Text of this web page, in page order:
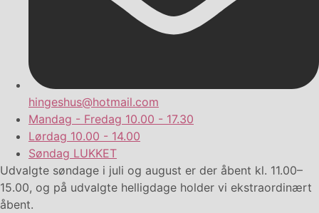
hingeshus@hotmail.com
Mandag - Fredag 10.00 - 17.30
Lørdag 10.00 - 14.00
Søndag LUKKET
Udvalgte søndage i juli og august er der åbent kl. 11.00–
15.00, og på udvalgte helligdage holder vi ekstraordinært
åbent.